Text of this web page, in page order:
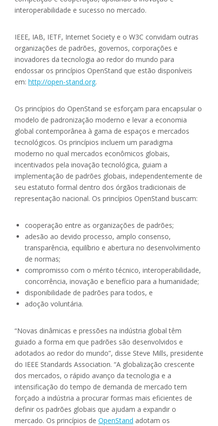
interoperabilidade e sucesso no mercado.
IEEE, IAB, IETF, Internet Society e o W3C convidam outras
organizações de padrões, governos, corporações e
inovadores da tecnologia ao redor do mundo para
endossar os princípios OpenStand que estão disponíveis
em: http://open-stand.org.
Os princípios do OpenStand se esforçam para encapsular o
modelo de padronização moderno e levar a economia
global contemporânea à gama de espaços e mercados
tecnológicos. Os princípios incluem um paradigma
moderno no qual mercados econômicos globais,
incentivados pela inovação tecnológica, guiam a
implementação de padrões globais, independentemente de
seu estatuto formal dentro dos órgãos tradicionais de
representação nacional. Os princípios OpenStand buscam:
cooperação entre as organizações de padrões;
adesão ao devido processo, amplo consenso,
transparência, equilíbrio e abertura no desenvolvimento
de normas;
compromisso com o mérito técnico, interoperabilidade,
concorrência, inovação e benefício para a humanidade;
disponibilidade de padrões para todos, e
adoção voluntária.
“Novas dinâmicas e pressões na indústria global têm
guiado a forma em que padrões são desenvolvidos e
adotados ao redor do mundo”, disse Steve Mills, presidente
do IEEE Standards Association. “A globalização crescente
dos mercados, o rápido avanço da tecnologia e a
intensificação do tempo de demanda de mercado tem
forçado a indústria a procurar formas mais eficientes de
definir os padrões globais que ajudam a expandir o
mercado. Os princípios de OpenStand adotam os